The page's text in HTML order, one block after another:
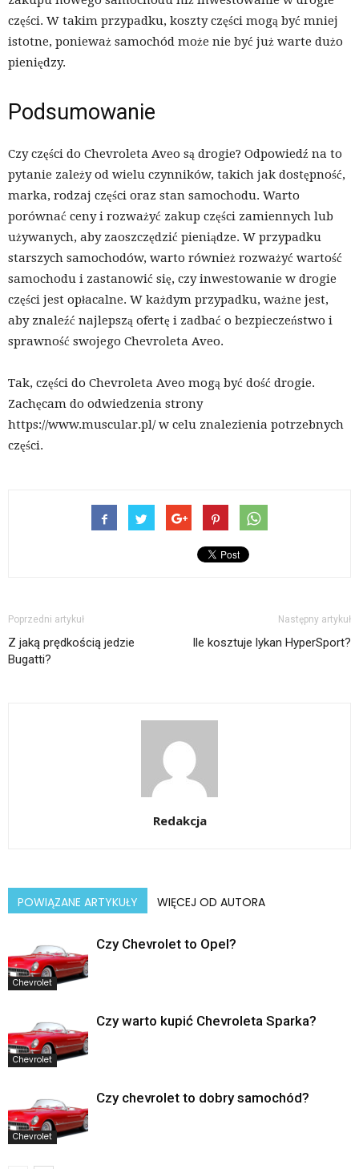
części. W takim przypadku, koszty części mogą być mniej
istotne, ponieważ samochód może nie być już warte dużo
pieniędzy.
Podsumowanie
Czy części do Chevroleta Aveo są drogie? Odpowiedź na to
pytanie zależy od wielu czynników, takich jak dostępność,
marka, rodzaj części oraz stan samochodu. Warto
porównać ceny i rozważyć zakup części zamiennych lub
używanych, aby zaoszczędzić pieniądze. W przypadku
starszych samochodów, warto również rozważyć wartość
samochodu i zastanowić się, czy inwestowanie w drogie
części jest opłacalne. W każdym przypadku, ważne jest,
aby znaleźć najlepszą ofertę i zadbać o bezpieczeństwo i
sprawność swojego Chevroleta Aveo.
Tak, części do Chevroleta Aveo mogą być dość drogie.
Zachęcam do odwiedzenia strony
https://www.muscular.pl/ w celu znalezienia potrzebnych
części.
Poprzedni artykuł
Z jaką prędkością jedzie
Bugatti?
Następny artykuł
Ile kosztuje lykan HyperSport?
Redakcja
POWIĄZANE ARTYKUŁY WIĘCEJ OD AUTORA
Chevrolet
Czy Chevrolet to Opel?
Chevrolet
Czy warto kupić Chevroleta Sparka?
Chevrolet
Czy chevrolet to dobry samochód?